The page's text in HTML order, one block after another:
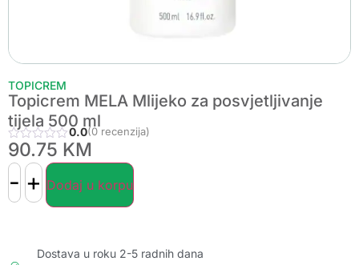
TOPICREM
Topicrem MELA Mlijeko za posvjetljivanje
tijela 500 ml
0.0(0 recenzija)
90.75 KM
- + Dodaj u korpu
Dostava u roku 2-5 radnih dana